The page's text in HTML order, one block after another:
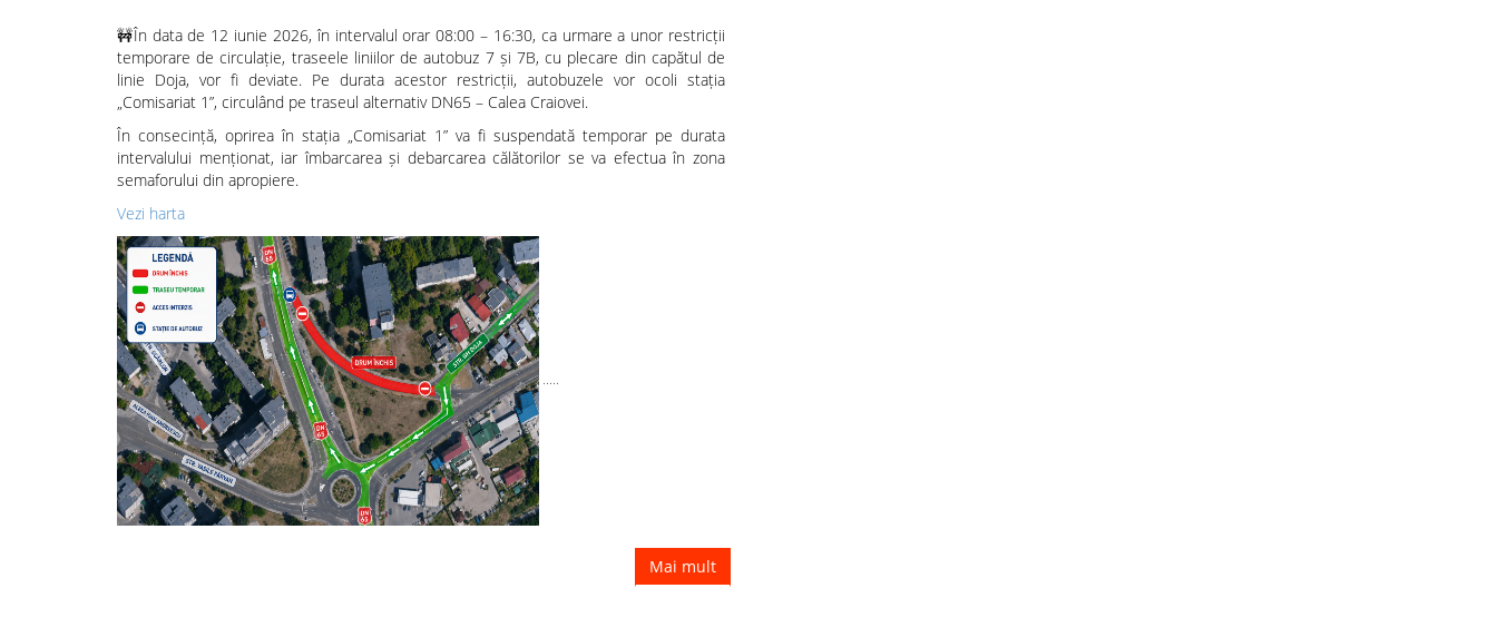
🚧În data de 12 iunie 2026, în intervalul orar 08:00 – 16:30, ca urmare a unor restricții
temporare de circulație, traseele liniilor de autobuz 7 și 7B, cu plecare din capătul de
linie Doja, vor fi deviate. Pe durata acestor restricții, autobuzele vor ocoli stația
„Comisariat 1”, circulând pe traseul alternativ DN65 – Calea Craiovei.
În consecință, oprirea în stația „Comisariat 1” va fi suspendată temporar pe durata
intervalului menționat, iar îmbarcarea și debarcarea călătorilor se va efectua în zona
semaforului din apropiere.
Vezi harta
.....
Mai mult